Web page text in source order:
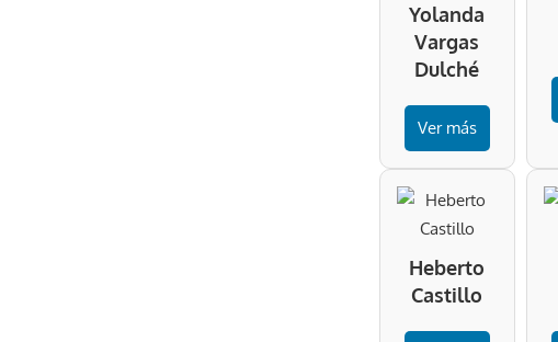
Yolanda
Vargas
Dulché
Ver más
Heberto
Castillo